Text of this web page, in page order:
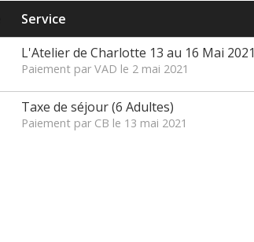
Service
L'Atelier de Charlotte 13 au 16 Mai 2021
Paiement par VAD le 2 mai 2021
Taxe de séjour (6 Adultes)
Paiement par CB le 13 mai 2021